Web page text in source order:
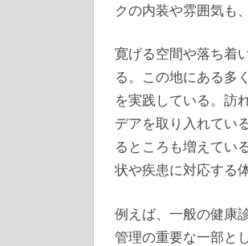
クの内装や雰囲気も
寛げる空間や落ち着
る。この地にある多
を実践している。訪
デアを取り入れてい
るところも増えてい
状や疾患に対応する
例えば、一般の健康
管理の重要な一部と